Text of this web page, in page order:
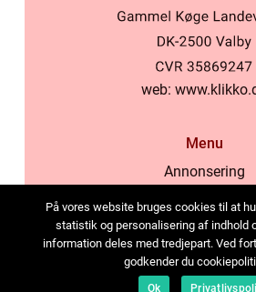
web:
Menu
Annonsering
Cookies
Kontakta oss
Sitemap
På vores website bruges cookies til at
statistik og personalisering af indhold
information deles med tredjepart. Ved
godkender du
Ok